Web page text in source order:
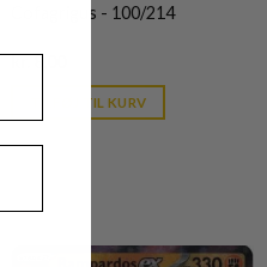
Cofagrigus - 100/214
kr.8,00
kr. 39,95.
TILFØJ TIL KURV